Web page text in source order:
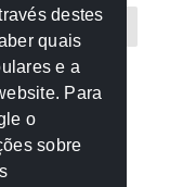
MPE-MT
MT PGR
destes
quais
e a
Para
o
sobre